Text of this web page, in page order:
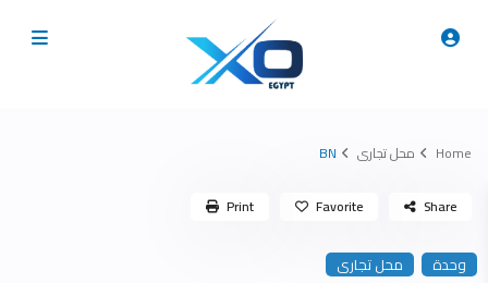
Home محل تجارى BN
وحدة محل تجارى
Share
Favorite
Print